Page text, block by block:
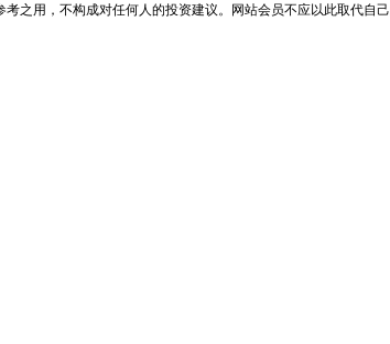
之用，不构成对任何人的投资建议。网站会员不应以此取代自